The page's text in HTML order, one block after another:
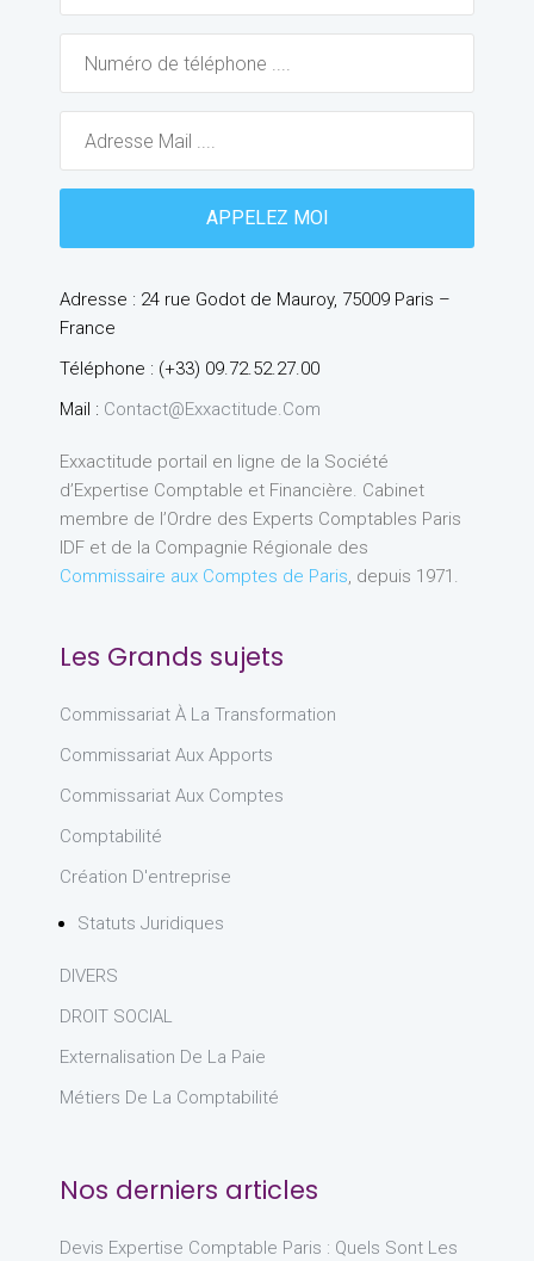
Adresse : 24 rue Godot de Mauroy, 75009 Paris –
France
Téléphone : (+33) 09.72.52.27.00
Mail : Contact@exxactitude.com
Exxactitude portail en ligne de la Société
d’Expertise Comptable et Financière. Cabinet
membre de l’Ordre des Experts Comptables Paris
IDF et de la Compagnie Régionale des
Commissaire aux Comptes de Paris, depuis 1971.
Les Grands sujets
Commissariat À La Transformation
Commissariat Aux Apports
Commissariat Aux Comptes
Comptabilité
Création D'entreprise
Statuts Juridiques
DIVERS
DROIT SOCIAL
Externalisation De La Paie
Métiers De La Comptabilité
Nos derniers articles
Devis Expertise Comptable Paris : Quels Sont Les